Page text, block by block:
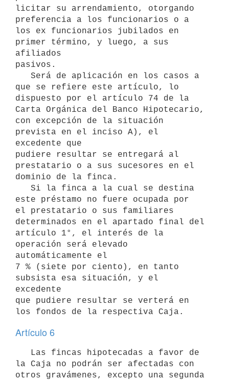
licitar su arrendamiento, otorgando
preferencia a los funcionarios o a
los ex funcionarios jubilados en
primer término, y luego, a sus
afiliados
pasivos.
que se refiere este artículo, lo
dispuesto por el artículo 74 de la
Carta Orgánica del Banco Hipotecario,
con excepción de la situación
prevista en el inciso A), el
excedente que
pudiere resultar se entregará al
prestatario o a sus sucesores en el
dominio de la finca.
este préstamo no fuere ocupada por
el prestatario o sus familiares
determinados en el apartado final del
artículo 1°, el interés de la
operación será elevado
automáticamente el
7 % (siete por ciento), en tanto
subsista esa situación, y el
excedente
que pudiere resultar se verterá en
los fondos de la respectiva Caja.
Artículo 6
la Caja no podrán ser afectadas con
otros gravámenes, excepto una segunda